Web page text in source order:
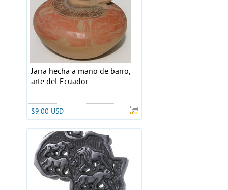
Jarra hecha a mano de barro,
arte del Ecuador
$9.00 USD